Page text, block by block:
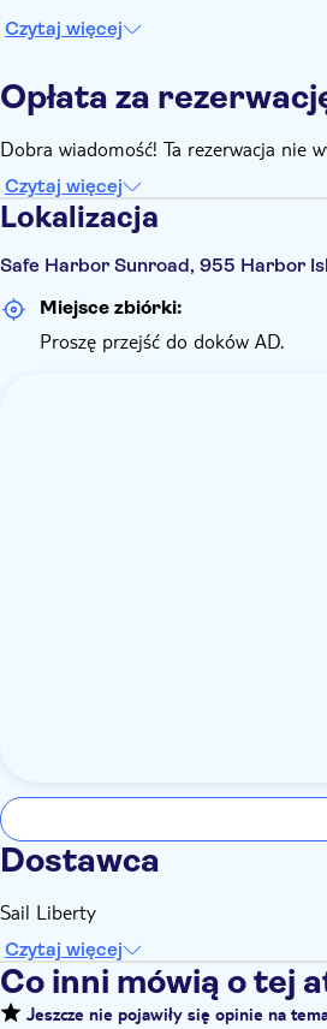
Czytaj więcej
Opłata za
Dobra wiadomość! Ta rezerwacja nie
Czytaj więcej
Lokalizacja
Safe Harbor Sunroad, 955 Harbor
Miejsce zbiórki:
Proszę przejść do doków AD.
Dostawca
Sail Liberty
Czytaj więcej
Co inni mówią o tej
Jeszcze nie pojawiły się opinie na